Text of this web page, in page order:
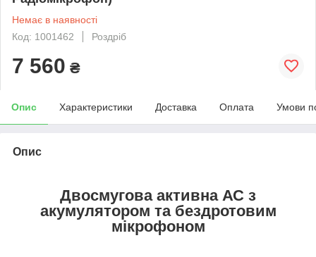
Немає в наявності
Код: 1001462
Роздріб
7 560 ₴
Опис Характеристики Доставка Оплата Умови
Опис
Двосмугова активна АС з
акумулятором та бездротовим
мікрофоном